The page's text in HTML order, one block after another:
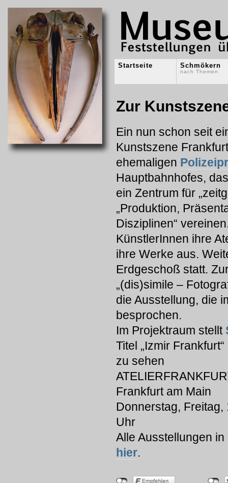
Startseite Schmökern
nach Themen
Zur
Ein nun schon seit
Kunstszene
ehemaligen
Hauptbahnhofes,
ein Zentrum für
„Produktion,
Disziplinen“
KünstlerInnen ihre
ihre Werke aus.
Erdgeschoß statt.
„(dis)simile –
die Ausstellung, die
besprochen.
Im Projektraum stellt
Titel „Izmir
zu sehen
Frankfurt am Main
Donnerstag,
Uhr
Alle Ausstellungen
hier.